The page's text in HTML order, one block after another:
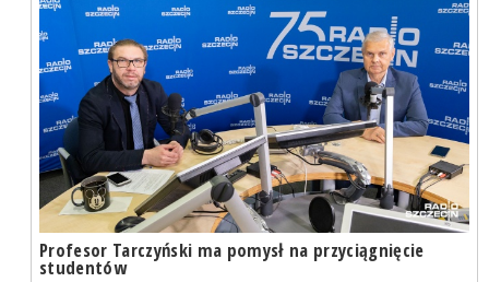
Profesor Tarczyński ma pomysł na przyciągnięcie
studentów